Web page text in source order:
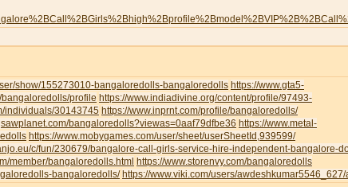
show/155273010-bangaloredolls-bangaloredolls https://www.gta5-
bangaloredolls/profile https://www.indiadivine.org/content/profile/97493-
individuals/30143745 https://www.inprnt.com/profile/bangaloredolls/
bangaloredolls?viewas=0aaf79dfbe36 https://www.metal-
https://www.mobygames.com/user/sheet/userSheetId,939599/
c/fun/230679/bangalore-call-girls-service-hire-independent-bangalore-
member/bangaloredolls.html https://www.storenvy.com/bangaloredolls
bangaloredolls/ https://www.viki.com/users/